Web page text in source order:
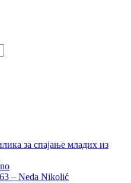
за спајање младих из
– Neda Nikolić